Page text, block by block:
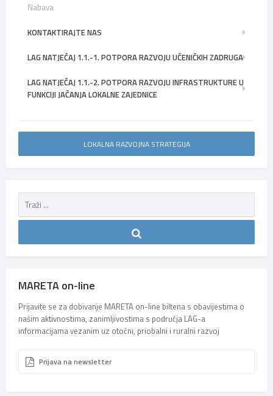
Nabava
KONTAKTIRAJTE NAS
LAG NATJEČAJ 1.1.-1. POTPORA RAZVOJU UČENIČKIH ZADRUGA
LAG NATJEČAJ 1.1.-2. POTPORA RAZVOJU INFRASTRUKTURE U
FUNKCIJI JAČANJA LOKALNE ZAJEDNICE
LOKALNA RAZVOJNA STRATEGIJA
MARETA on-line
Prijavite se za dobivanje MARETA on-line biltena s obavijestima o
našim aktivnostima, zanimljivostima s područja LAG-a
informacijama vezanim uz otočni, priobalni i ruralni razvoj
Prijava na newsletter